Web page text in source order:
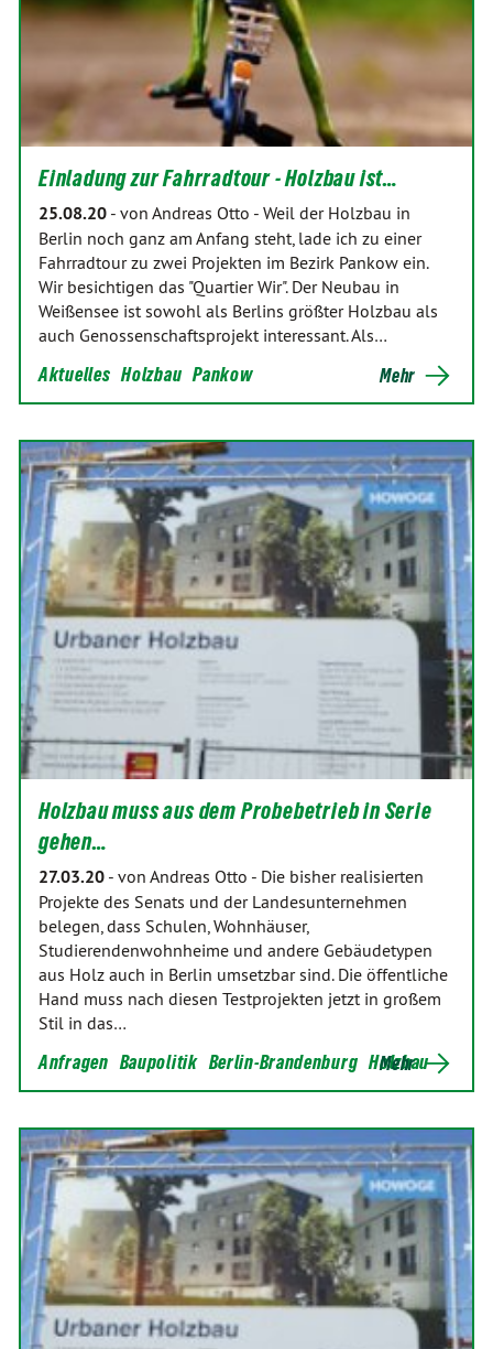
Einladung zur Fahrradtour - Holzbau ist…
25.08.20 - von Andreas Otto - Weil der Holzbau in
Berlin noch ganz am Anfang steht, lade ich zu einer
Fahrradtour zu zwei Projekten im Bezirk Pankow ein.
Wir besichtigen das "Quartier Wir". Der Neubau in
Weißensee ist sowohl als Berlins größter Holzbau als
auch Genossenschaftsprojekt interessant. Als…
Aktuelles Holzbau Pankow Mehr
Holzbau muss aus dem Probebetrieb in Serie
gehen…
27.03.20 - von Andreas Otto - Die bisher realisierten
Projekte des Senats und der Landesunternehmen
belegen, dass Schulen, Wohnhäuser,
Studierendenwohnheime und andere Gebäudetypen
aus Holz auch in Berlin umsetzbar sind. Die öffentliche
Hand muss nach diesen Testprojekten jetzt in großem
Stil in das…
Anfragen Baupolitik Berlin-Brandenburg Holzbau
Mehr